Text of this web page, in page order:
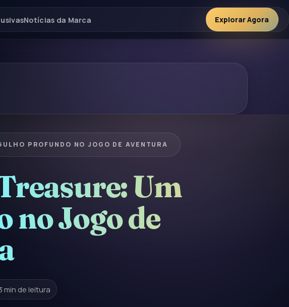
Notícias da Marca Explorar Agora
PROFUNDO NO JOGO DE AVENTURA
Um
Jogo de
min de leitura